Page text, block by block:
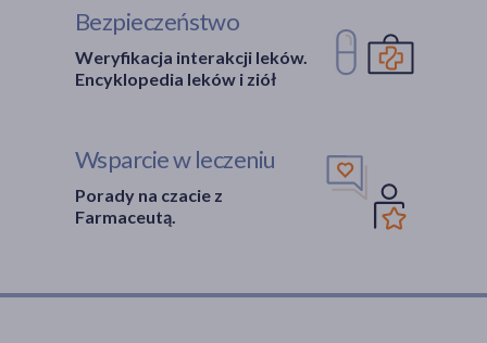
Bezpieczeństwo
Weryfikacja interakcji leków.
Encyklopedia leków i ziół
Wsparcie w leczeniu
Porady na czacie z
Farmaceutą.